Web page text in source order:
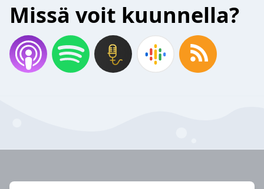
Missä voit kuunnella?